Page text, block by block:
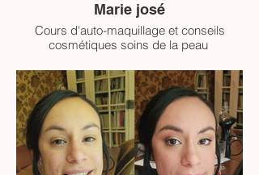
Marie josé
Cours d'auto-maquillage et conseils
cosmétiques soins de la peau